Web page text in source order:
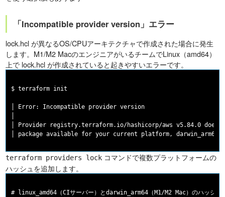
「Incompatible provider version」エラー
lock.hcl が異なるOS/CPUアーキテクチャで作成された場合に発生
します。M1/M2 MacのエンジニアがいるチームでLinux（amd64）
上で lock.hcl が作成されていると起きやすいエラーです。
$ terraform init
│ Error: Incompatible provider version
│ Provider registry.terraform.io/hashicorp/aws v5.84.0 does
terraform providers lock コマンドで複数プラットフォームの
ハッシュを追加します。
# linux_amd64（CIサーバー）とdarwin_arm64（M1/M2 Mac）のハッシュ